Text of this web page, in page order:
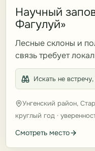
Научный
Фагулуй»
Лесные склоны и
связь требует
Искать не
Унгенский район,
круглый год ·
Смотреть место